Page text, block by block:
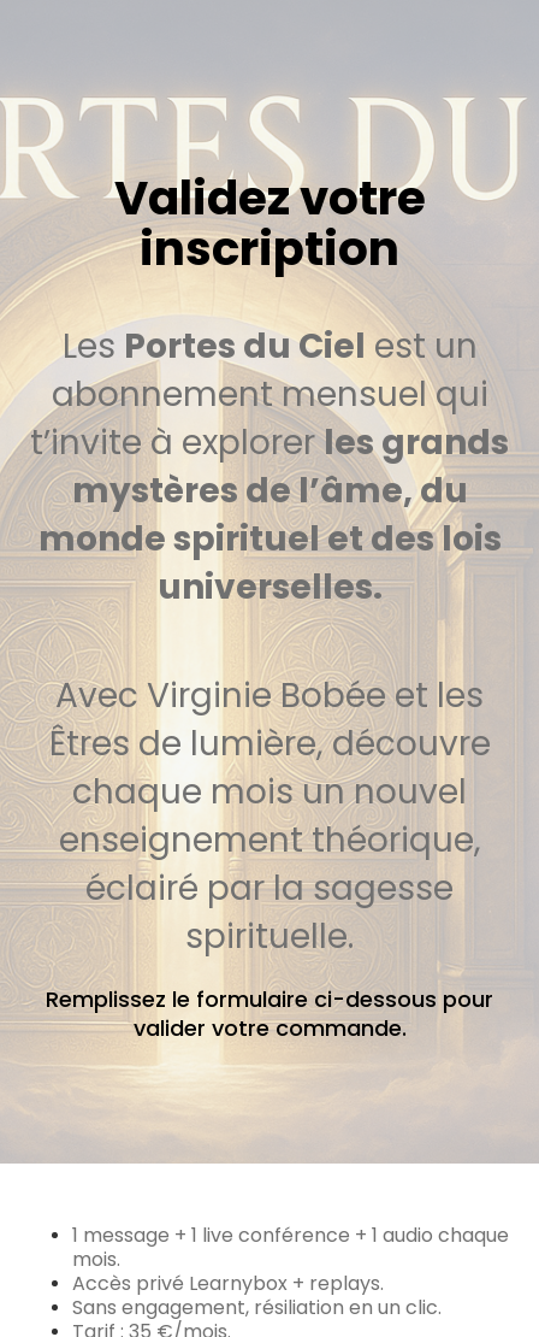
Validez votre
inscription
Les Portes du Ciel est un
abonnement mensuel qui
t’invite à explorerles grands
mystères de l’âme, du
monde spirituel et des lois
universelles.
Avec Virginie Bobée et les
Êtres de lumière, découvre
chaque mois un nouvel
enseignement théorique,
éclairé par la sagesse
spirituelle.
Remplissez le formulaire ci-dessous pour
valider votre commande.
1 message + 1 live conférence + 1 audio chaque
mois.
Accès privé Learnybox + replays.
Sans engagement, résiliation en un clic.